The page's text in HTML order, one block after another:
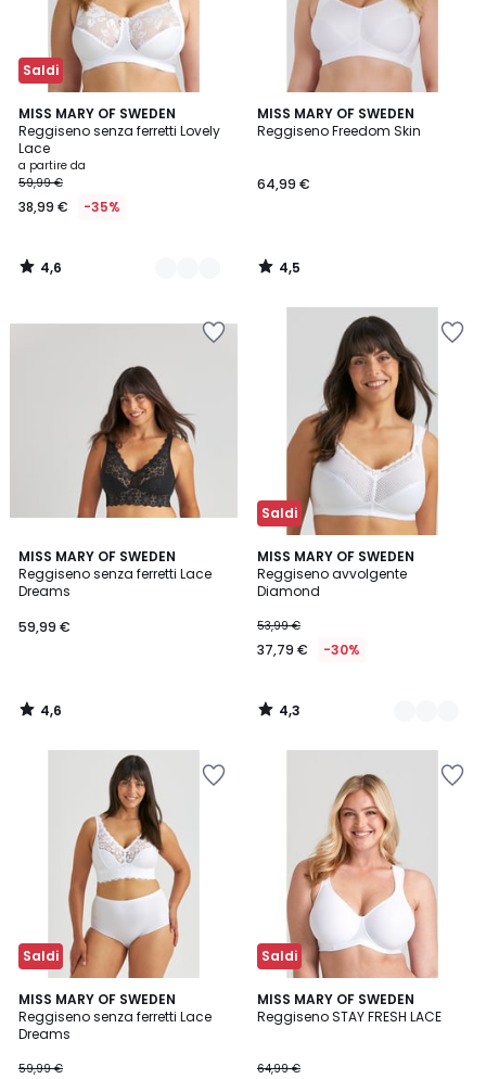
Saldi
MISS MARY OF SWEDEN
Reggiseno senza ferretti Lovely
Lace
a partire da
59,99 €
38,99 € -35%
4,6
/ 5
5
Colori
4,6
/
MISS MARY OF SWEDEN
Reggiseno Freedom Skin
64,99 €
4,5
/ 5
4,5
/
MISS MARY OF SWEDEN
Reggiseno senza ferretti Lace
Dreams
59,99 €
4,6
/ 5
4,6
/
Saldi
MISS MARY OF SWEDEN
Reggiseno avvolgente
Diamond
53,99 €
37,79 € -30%
4,3
/ 5
3
Colori
4,3
/
Saldi
MISS MARY OF SWEDEN
Reggiseno senza ferretti Lace
Dreams
59,99 €
4,6
/ 5
Saldi
MISS MARY OF SWEDEN
Reggiseno STAY FRESH LACE
64,99 €
5
/
2
Colori